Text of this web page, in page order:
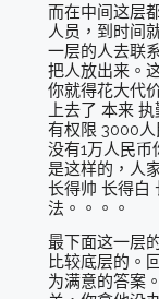
而在中间这层
人员，到时间
一层的人去联
把人放出来。
你就得花大代
上去了 本来
有权限 3000
没有1万人民
是这样的，人
长得帅 长得白
法。。。。
最下面这一层
比较底层的。
为满意的答案